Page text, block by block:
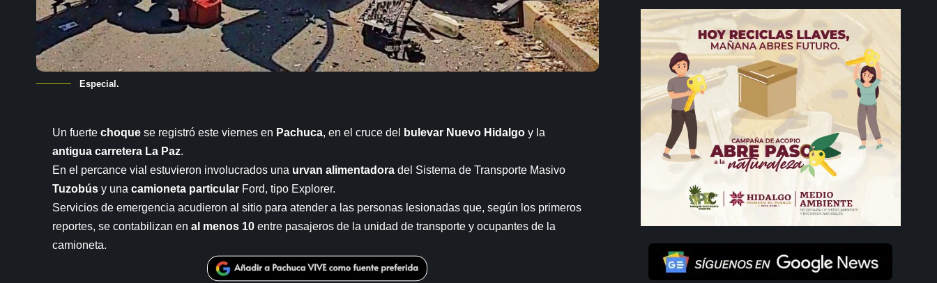
Especial.
Un fuertechoque se registró este viernes en Pachuca, en el cruce del bulevar Nuevo Hidalgo y la
antigua carretera La Paz.
En el percance vial estuvieron involucrados una urvan alimentadora del Sistema de Transporte Masivo
Tuzobús y unacamioneta particular Ford, tipo Explorer.
Servicios de emergencia acudieron al sitio para atender a las personas lesionadas que, según los primeros
reportes, se contabilizan en al menos 10 entre pasajeros de la unidad de transporte y ocupantes de la
camioneta.